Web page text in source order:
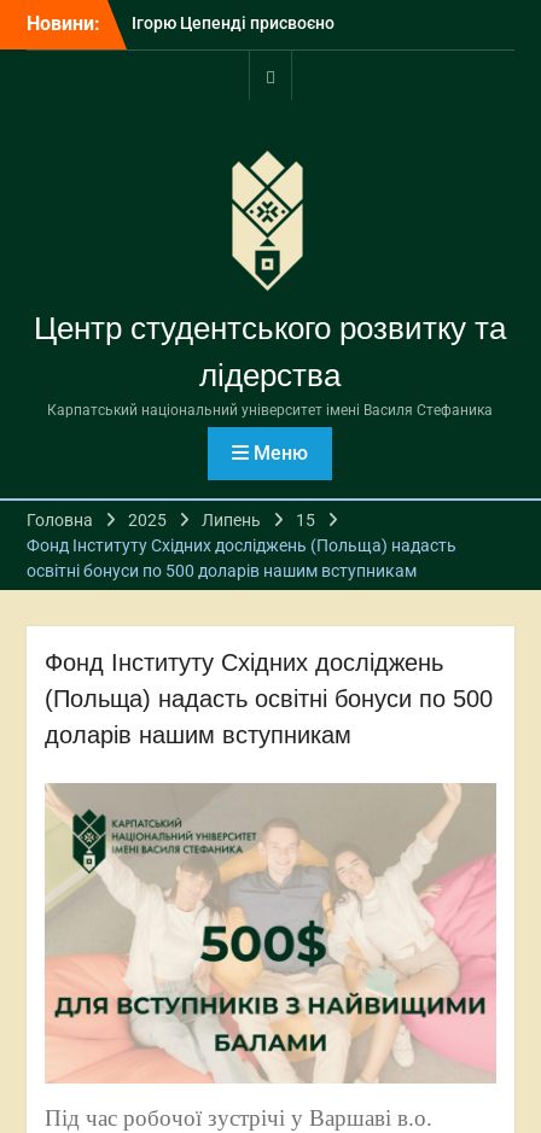
Новини:
Ігорю Цепенді присвоєно
почесне звання
«Заслужений діяч науки і
техніки України»
У Карпатському
університеті завершилося
вручення дипломів
Портал
Центр студентського розвитку та
лідерства
Карпатський національний університет імені Василя Стефаника
Меню
Головна 2025 Липень
15
Фонд Інституту Східних досліджень (Польща) надасть
освітні бонуси по 500 доларів нашим вступникам
Фонд Інституту Східних досліджень
(Польща) надасть освітні бонуси по 500
доларів нашим вступникам
Під час робочої зустрічі у Варшаві в.о.